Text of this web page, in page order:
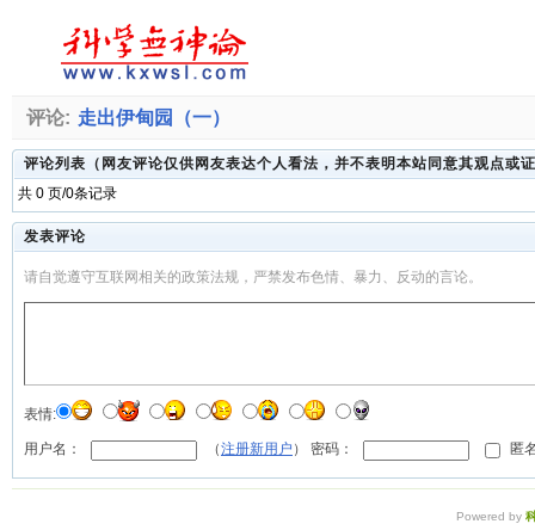
评论: 走出伊甸园（一）
评论列表（网友评论仅供网友表达个人看法，并不表明本站同意其观点或
共 0 页/0条记录
发表评论
请自觉遵守互联网相关的政策法规，严禁发布色情、暴力、反动的言论。
表情:
用户名： （注册新用户 ） 密码： 匿
Powered by